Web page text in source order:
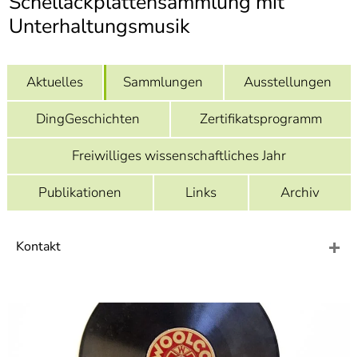
7]
Informationen zur
Barrierefreiheit
Unterhaltungsmusik
Aktuelles Sammlungen
Ausstellungen
DingGeschichten
Zertifikatsprogramm
Freiwilliges wissenschaftliches Jahr
Publikationen
Links Archiv
Kontakt